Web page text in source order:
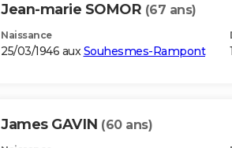
Jean-marie SOMOR (67 ans)
Naissance
25/03/1946 auxSouhesmes-Rampont
James GAVIN (60 ans)